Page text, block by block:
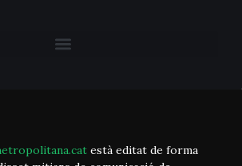
està editat de forma